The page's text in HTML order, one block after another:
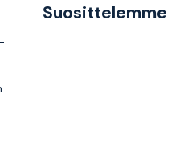
Suosittelemme